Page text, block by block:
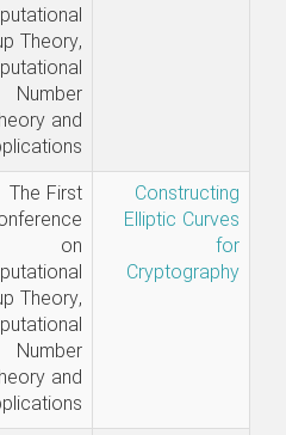
Computational
Group Theory,
Computational
Number
Theory and
Applications
Constructing
Elliptic Curves
Cryptography
The First
Conference
Computational
Group Theory,
Computational
Number
Theory and
Applications